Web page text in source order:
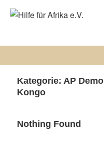
Skip
Kategorie:AP
Kongo
Nothing Found